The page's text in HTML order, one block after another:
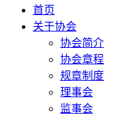
首页
关于协会
协会简介
协会章程
规章制度
理事会
监事会